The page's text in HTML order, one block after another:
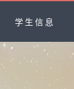
学生信息